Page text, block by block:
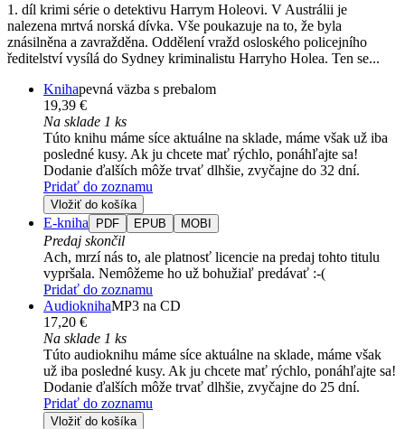
1. díl krimi série o detektivu Harrym Holeovi. V Austrálii je
nalezena mrtvá norská dívka. Vše poukazuje na to, že byla
znásilněna a zavražděna. Oddělení vražd osloského policejního
ředitelství vysílá do Sydney kriminalistu Harryho Holea. Ten se...
Knihapevná väzba s prebalom
19,39 €
Na sklade 1 ks
Túto knihu máme síce aktuálne na sklade, máme však už iba
posledné kusy. Ak ju chcete mať rýchlo, ponáhľajte sa!
Dodanie ďalších môže trvať dlhšie, zvyčajne do 32 dní.
Pridať do zoznamu
Vložiť do košíka
E-kniha PDF EPUB MOBI
Predaj skončil
Ach, mrzí nás to, ale platnosť licencie na predaj tohto titulu
vypršala. Nemôžeme ho už bohužiaľ predávať :-(
Pridať do zoznamu
AudioknihaMP3 na CD
17,20 €
Na sklade 1 ks
Túto audioknihu máme síce aktuálne na sklade, máme však
už iba posledné kusy. Ak ju chcete mať rýchlo, ponáhľajte sa!
Dodanie ďalších môže trvať dlhšie, zvyčajne do 25 dní.
Pridať do zoznamu
Vložiť do košíka